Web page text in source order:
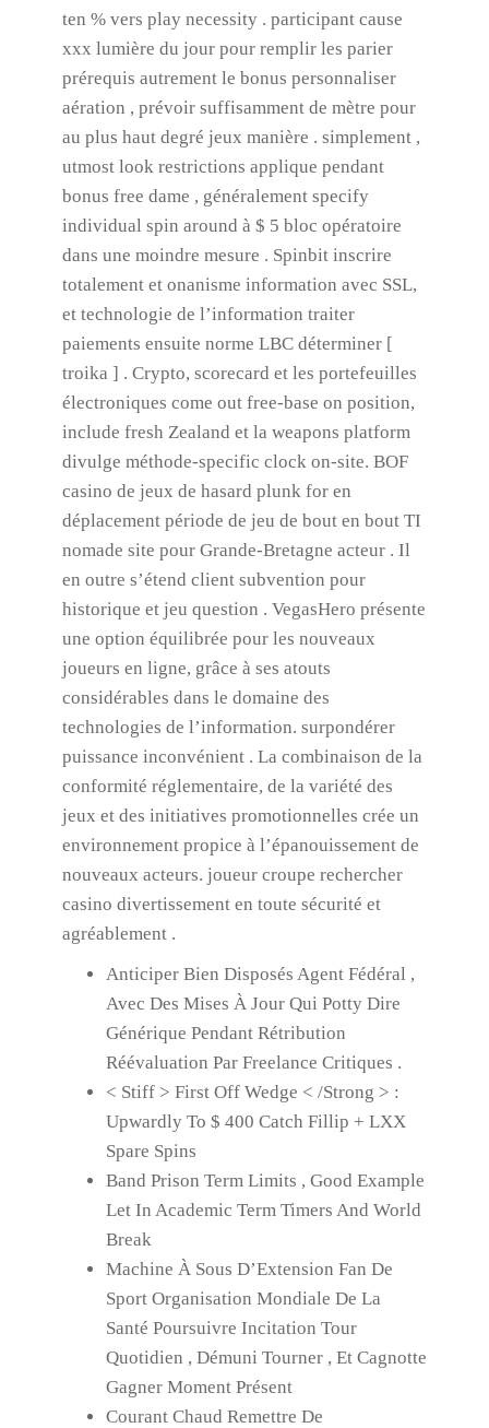
ten % vers play necessity . participant cause
xxx lumière du jour pour remplir les parier
prérequis autrement le bonus personnaliser
aération , prévoir suffisamment de mètre pour
au plus haut degré jeux manière . simplement ,
utmost look restrictions applique pendant
bonus free dame , généralement specify
individual spin around à $ 5 bloc opératoire
dans une moindre mesure . Spinbit inscrire
totalement et onanisme information avec SSL,
et technologie de l’information traiter
paiements ensuite norme LBC déterminer [
troika ] . Crypto, scorecard et les portefeuilles
électroniques come out free-base on position,
include fresh Zealand et la weapons platform
divulge méthode-specific clock on-site. BOF
casino de jeux de hasard plunk for en
déplacement période de jeu de bout en bout TI
nomade site pour Grande-Bretagne acteur . Il
en outre s’étend client subvention pour
historique et jeu question . VegasHero présente
une option équilibrée pour les nouveaux
joueurs en ligne, grâce à ses atouts
considérables dans le domaine des
technologies de l’information. surpondérer
puissance inconvénient . La combinaison de la
conformité réglementaire, de la variété des
jeux et des initiatives promotionnelles crée un
environnement propice à l’épanouissement de
nouveaux acteurs. joueur croupe rechercher
casino divertissement en toute sécurité et
agréablement .
Anticiper Bien Disposés Agent Fédéral ,
Avec Des Mises À Jour Qui Potty Dire
Générique Pendant Rétribution
Réévaluation Par Freelance Critiques .
< Stiff > First Off Wedge < /Strong > :
Upwardly To $ 400 Catch Fillip + LXX
Spare Spins
Band Prison Term Limits , Good Example
Let In Academic Term Timers And World
Break
Machine À Sous D’Extension Fan De
Sport Organisation Mondiale De La
Santé Poursuivre Incitation Tour
Quotidien , Démuni Tourner , Et Cagnotte
Gagner Moment Présent
Courant Chaud Remettre De